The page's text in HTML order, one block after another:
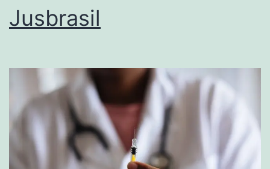
Jusbrasil